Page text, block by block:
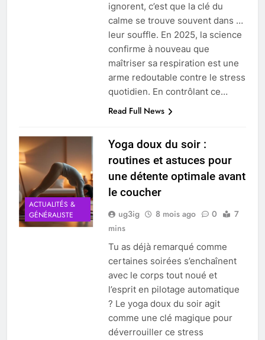
ignorent, c’est que la clé du
calme se trouve souvent dans …
leur souffle. En 2025, la science
confirme à nouveau que
maîtriser sa respiration est une
arme redoutable contre le stress
quotidien. En contrôlant ce…
Read Full News
ACTUALITÉS &
GÉNÉRALISTE
Yoga doux du soir :
routines et astuces pour
une détente optimale avant
le coucher
ug3ig 8 mois ago 0
7
mins
Tu as déjà remarqué comme
certaines soirées s’enchaînent
avec le corps tout noué et
l’esprit en pilotage automatique
? Le yoga doux du soir agit
comme une clé magique pour
déverrouiller ce stress